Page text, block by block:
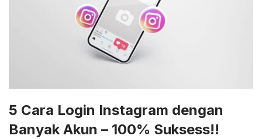
5 Cara Login Instagram dengan
Banyak Akun – 100% Suksess!!